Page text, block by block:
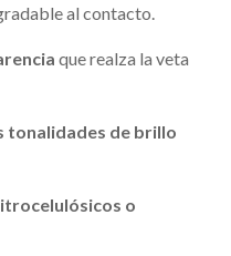
al contacto.
que realza la veta
tonalidades de brillo
o